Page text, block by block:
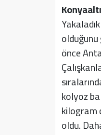
önce
kolyoz
kilogram
oldu.